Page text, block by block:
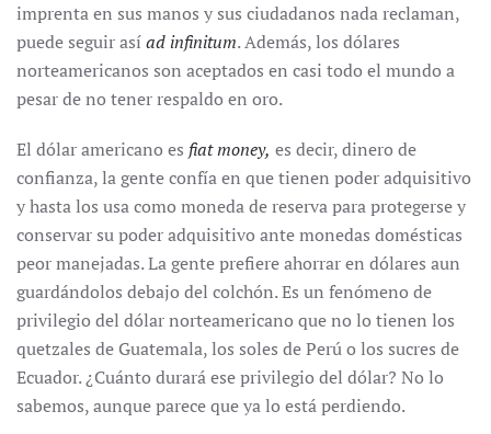
imprenta en sus manos y sus ciudadanos nada reclaman,
puede seguir asíad infinitum. Además, los dólares
norteamericanos son aceptados en casi todo el mundo a
pesar de no tener respaldo en oro.
El dólar americano es fiat money, es decir, dinero de
confianza, la gente confía en que tienen poder adquisitivo
y hasta los usa como moneda de reserva para protegerse y
conservar su poder adquisitivo ante monedas domésticas
peor manejadas. La gente prefiere ahorrar en dólares aun
guardándolos debajo del colchón. Es un fenómeno de
privilegio del dólar norteamericano que no lo tienen los
quetzales de Guatemala, los soles de Perú o los sucres de
Ecuador. ¿Cuánto durará ese privilegio del dólar? No lo
sabemos, aunque parece que ya lo está perdiendo.